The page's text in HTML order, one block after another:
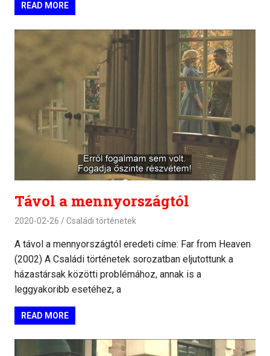
READ MORE
Távol a mennyországtól
2020-02-26 Családi történetek
A távol a mennyországtól eredeti címe: Far from Heaven
(2002) A Családi történetek sorozatban eljutottunk a
házastársak közötti problémához, annak is a
leggyakoribb esetéhez, a
READ MORE